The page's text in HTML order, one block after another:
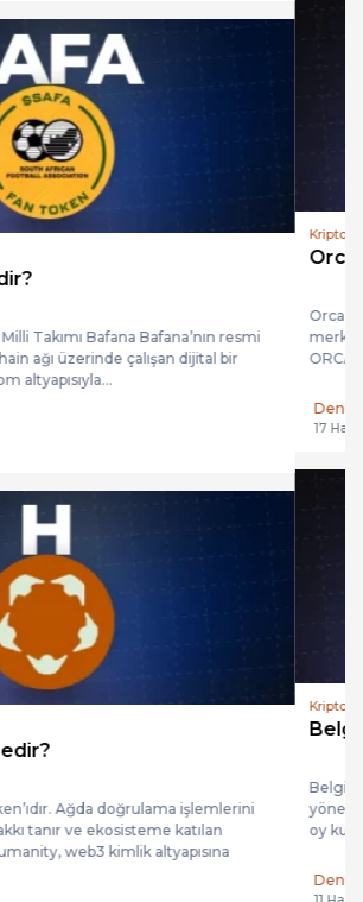
Temelde Solana ağı üzerinde çalışır.
ve utility (hizmet)...
Fan Token Nedir?
token’ıdır. Socios.com uygulamasında
puanı toplamaya ve özel deneyimlere...